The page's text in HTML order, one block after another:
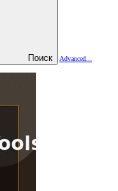
Поиск
Advanced...